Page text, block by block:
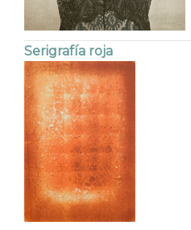
Serigrafía roja